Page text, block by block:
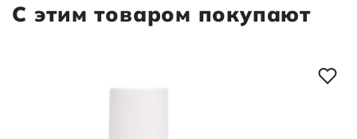
С этим товаром покупают